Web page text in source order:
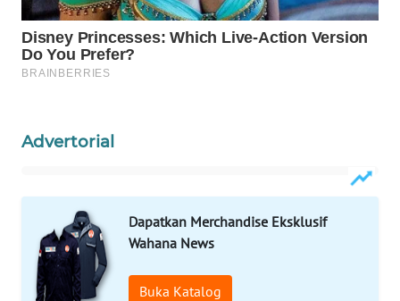
Advertorial
Dapatkan Merchandise Eksklusif
Wahana News
Buka Katalog
LAPAK
WAHANA
KONSUMEN
MASYARAKAT
KELISTRIKAN
WALINKI